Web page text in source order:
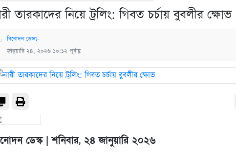
তারকাদের নিয়ে ট্রলিং: গিবত চর্চায় বুবলীর ক্ষোভ
বিনোদন ডেস্কঃ-
জানুয়ারি ২৪, ২০২৬ ১০:১২ পূর্বাহ্ণ
ডেস্ক | শনিবার, ২৪ জানুয়ারি ২০২৬